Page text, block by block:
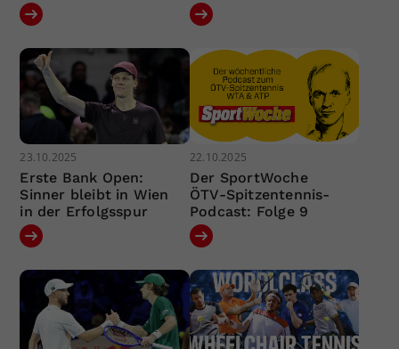
23.10.2025
Erste Bank Open:
Sinner bleibt in Wien
in der Erfolgsspur
22.10.2025
Der SportWoche
ÖTV-Spitzentennis-
Podcast: Folge 9